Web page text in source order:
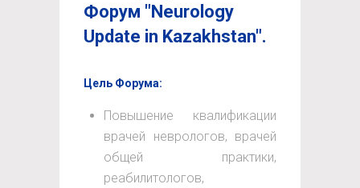
Форум "Neurology
Update in Kazakhstan".
Цель Форума:
Повышение квалификации
врачей неврологов, врачей
общей практики,
реабилитологов,